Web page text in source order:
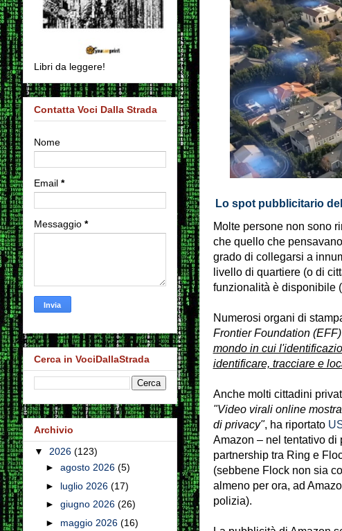
Lo spot pubblicitario
Molte persone non sono
che quello che
grado di collegarsi a
livello di quartiere (o di
funzionalità è disponibile
Numerosi organi di
Frontier Foundation (EFF)
mondo in cui
identificare, tracciare e
Anche molti cittadini
"Video virali online
di privacy", ha riportato
Amazon – nel tentativo
partnership tra Ring e
(sebbene Flock non sia
almeno per ora, ad
polizia).
Libri da leggere!
Contatta Voci Dalla Strada
Nome
Email *
Messaggio *
Cerca in VociDallaStrada
Archivio
▼ 2026 (123)
►agosto 2026(5)
► luglio 2026(17)
►giugno 2026(26)
► maggio 2026(16)